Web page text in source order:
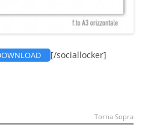
[/sociallocker]
Torna Sopra